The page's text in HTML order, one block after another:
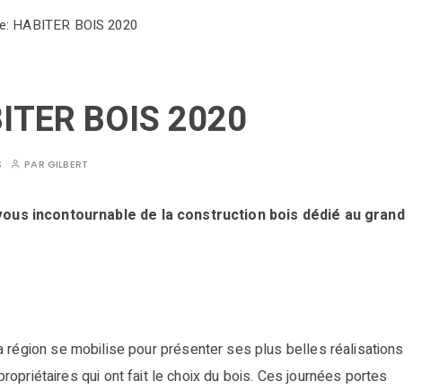
HABITER BOIS 2020
BOIS 2020
PAR GILBERT
incontournable de la construction bois dédié au grand
se mobilise pour présenter ses plus belles réalisations
qui ont fait le choix du bois. Ces journées portes